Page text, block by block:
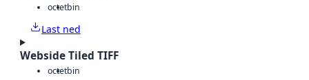
octetbin
Last ned
Webside Tiled TIFF
octetbin